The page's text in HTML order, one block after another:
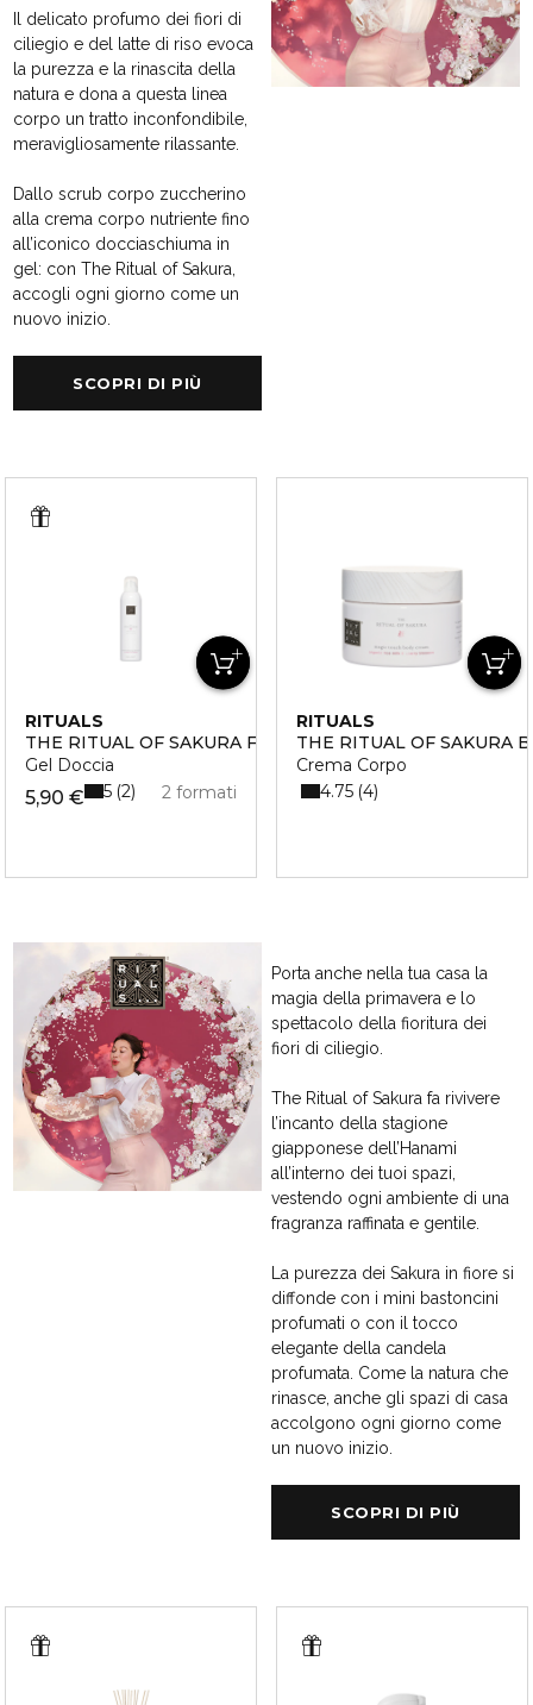
Il delicato profumo dei fiori di
ciliegio e del latte di riso evoca
la purezza e la rinascita della
natura e dona a questa linea
corpo un tratto inconfondibile,
meravigliosamente rilassante.
Dallo scrub corpo zuccherino
alla crema corpo nutriente fino
all’iconico docciaschiuma in
gel: con The Ritual of Sakura,
accogli ogni giorno come un
nuovo inizio.
SCOPRI DI PIÙ
RITUALS
THE RITUAL OF SAKURA FOAMING SHOWER GEL
Gel Doccia
5,90 € 2 formati
5 2
RITUALS
THE RITUAL OF SAKURA
Crema Corpo
4.75 4
Porta anche nella tua casa la
magia della primavera e lo
spettacolo della fioritura dei
fiori di ciliegio.
The Ritual of Sakura fa rivivere
l’incanto della stagione
giapponese dell’Hanami
all’interno dei tuoi spazi,
vestendo ogni ambiente di una
fragranza raffinata e gentile.
La purezza dei Sakura in fiore si
diffonde con i mini bastoncini
profumati o con il tocco
elegante della candela
profumata. Come la natura che
rinasce, anche gli spazi di casa
accolgono ogni giorno come
un nuovo inizio.
SCOPRI DI PIÙ